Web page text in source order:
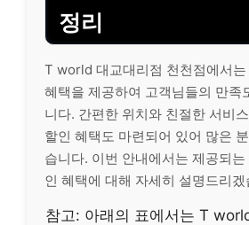
정리
T world 대교대리점 천천점에서
혜택을 제공하여 고객님들의 만족
니다. 간편한 위치와 친절한 서비
할인 혜택도 마련되어 있어 많은
습니다. 이번 안내에서는 제공되
인 혜택에 대해 자세히 설명드리겠
참고: 아래의 표에서는 T